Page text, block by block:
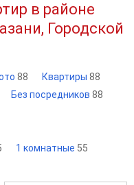
в районе
Городской
88 Квартиры 88
Без посредников 88
1 комнатные 55